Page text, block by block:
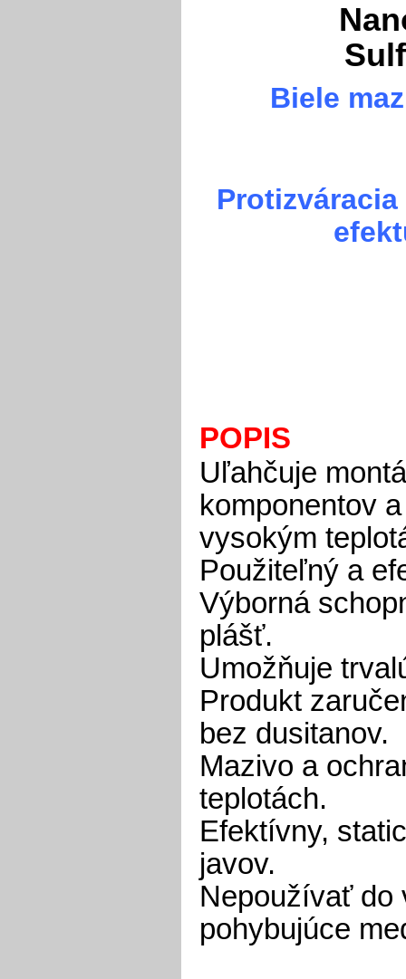
Biele
POPIS
Uľahčuje
komponentov
vysokým
Použiteľný a
Výborná
plášť.
Umožňuje
Produkt
bez dusitanov.
Mazivo a
teplotách.
Efektívny,
javov.
Nepoužívať do
pohybujúce